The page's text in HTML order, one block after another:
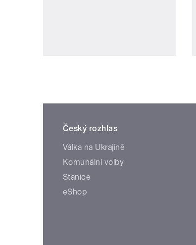
Český rozhlas
Válka na Ukrajině
Komunální volby
Stanice
eShop